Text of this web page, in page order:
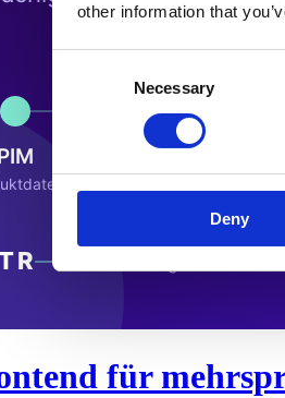
other information that
Necessary
Deny
für